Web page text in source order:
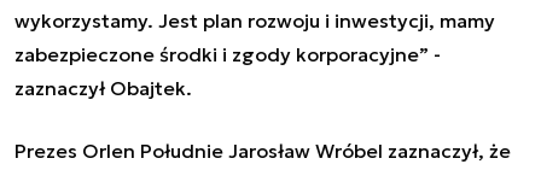
wykorzystamy. Jest plan rozwoju i inwestycji, mamy
zabezpieczone środki i zgody korporacyjne” -
zaznaczył Obajtek.
Prezes Orlen Południe Jarosław Wróbel zaznaczył, że